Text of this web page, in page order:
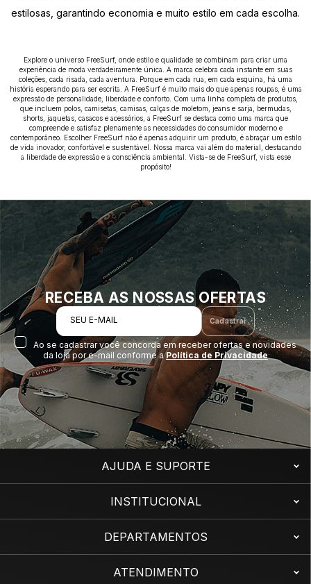
estilosas, garantindo economia e muito estilo em cada escolha.
Explore o universo FreeSurf, onde estilo e qualidade se combinam para criar uma
experiência de moda verdadeiramente única. A marca celebra cada instante em suas
coleções, cada risada, cada aventura. Porque em cada rua, em cada esquina, há uma
história esperando para ser escrita. A FreeSurf é muito mais do que apenas roupas, é uma
expressão de personalidade, liberdade e conforto. Com uma linha completa de produtos,
que incluem polos, camisetas, camisas, calças de moletom, jeans e sarja, bermudas,
shorts, jaquetas, casacos e acessórios, a FreeSurf se destaca como uma marca que
compreende e satisfaz plenamente as necessidades do consumidor moderno e
contemporâneo. Escolher FreeSurf não é apenas adquirir um produto, é abraçar um estilo
de vida inovador, confortável e sustentável. Nossa marca vai além do material, destacando
a liberdade de expressão e a consciência ambiental. Vista-se de FreeSurf, vista esse
propósito!
RECEBA AS NOSSAS OFERTAS
SEU E-MAIL Cadastrar
Ao se cadastrar você concorda em receber ofertas e novidades
da loja por e-mail conforme aPolítica de Privacidade
AJUDA E SUPORTE
INSTITUCIONAL
DEPARTAMENTOS
ATENDIMENTO